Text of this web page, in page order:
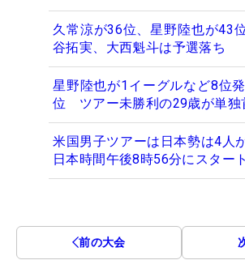
久常涼が36位、星野陸也が43
谷拓実、大西魁斗は予選落ち
星野陸也が1イーグルなど8位
位 ツアー未勝利の29歳が単独
米国男子ツアーは日本勢は4
日本時間午後8時56分にスタート
前の大会